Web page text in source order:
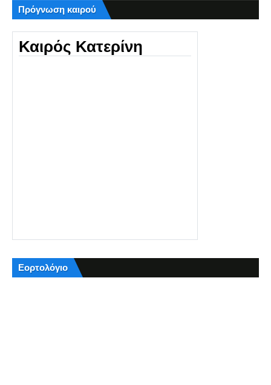
Πρόγνωση καιρού
Καιρός Κατερίνη
Εορτολόγιο